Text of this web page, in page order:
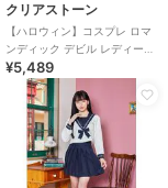
クリアストーン
【ハロウィン】コスプレ ロマ
ンディック デビル レディース
ブラック
¥5,489